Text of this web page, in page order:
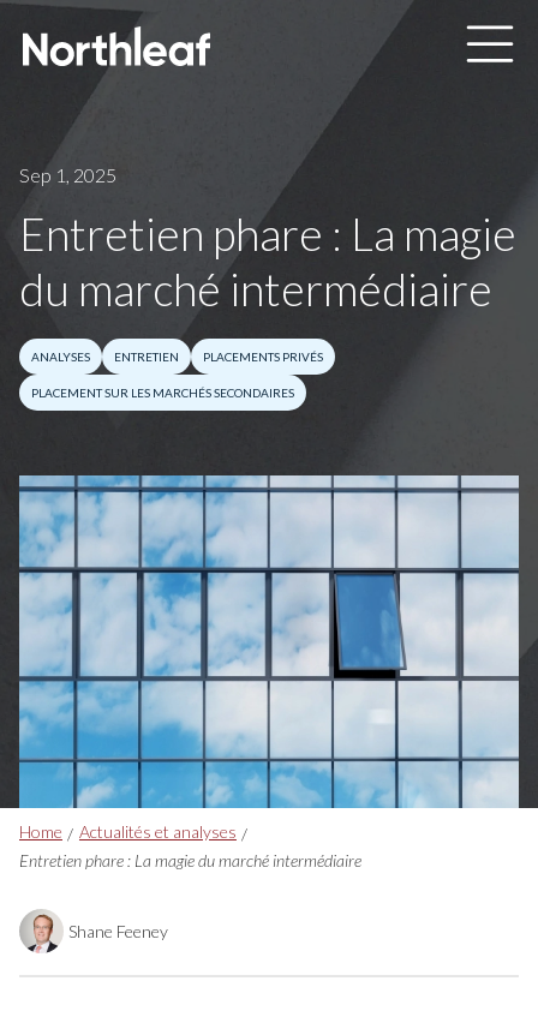
Sep 1, 2025
Entretien phare : La magie
du marché intermédiaire
ANALYSES ENTRETIEN PLACEMENTS PRIVÉS
PLACEMENT SUR LES MARCHÉS SECONDAIRES
Breadcrumbs
Home
Actualités et analyses
Entretien phare : La magie du marché intermédiaire
Shane Feeney